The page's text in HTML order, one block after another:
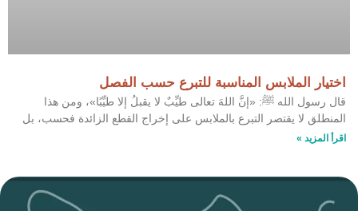
اختيار الملابس المناسبة للتبرع حسب الفصل
قال رسول الله ﷺ: «إنَّ اللهَ تعالى طيِّبٌ لا يقبلُ إلا طيِّبًا»، ومن هذا
المنطلق لا يقتصر التبرع بالملابس على إخراج القطع الزائدة فحسب، بل
اقرأ المزيد »